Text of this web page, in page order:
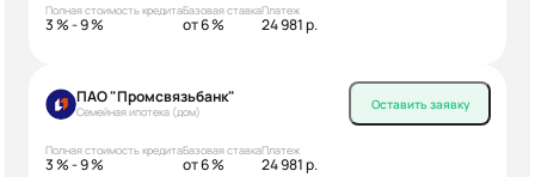
Полная стоимость кредита
3 % - 9 %
Базовая ставка
от 6 %
Платеж
24 981 р.
ПАО "Промсвязьбанк"
Семейная ипотека (дом)
Полная стоимость кредита
3 % - 9 %
Базовая ставка
от 6 %
Платеж
24 981 р.
Оставить заявку